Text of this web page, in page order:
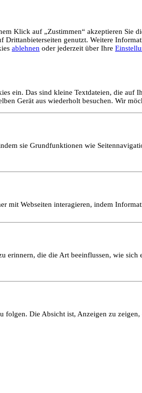
Klick auf „Zustimmen“ akzeptieren Sie
genutzt. Weitere
ablehnen oder jederzeit über Ihre
ein. Das sind kleine Textdateien, die
Gerät aus wiederholt besuchen. Wir
sie Grundfunktionen wie
mit Webseiten interagieren, indem
erinnern, die die Art beeinflussen, wie
folgen. Die Absicht ist, Anzeigen zu